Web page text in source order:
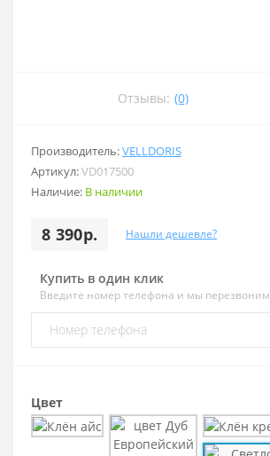
Отзывы: (0)
Производитель:VELLDORIS
Артикул:VD017500
Наличие: В наличии
8 390р. Нашли дешевле?
Купить в один клик
Введите номер телефона и мы перезвоним
Цвет